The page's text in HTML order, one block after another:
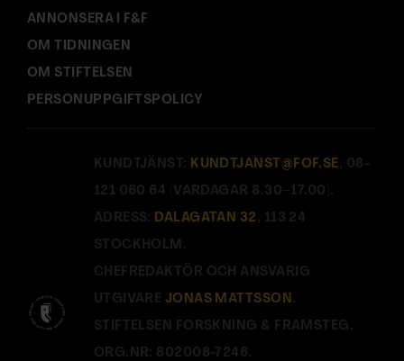
ANNONSERA I F&F
OM TIDNINGEN
OM STIFTELSEN
PERSONUPPGIFTSPOLICY
KUNDTJÄNST: KUNDTJANST@FOF.SE , 08-
121 060 64 (VARDAGAR 8.30–17.00).
ADRESS: DALAGATAN 32 , 113 24
STOCKHOLM.
CHEFREDAKTÖR OCH ANSVARIG
UTGIVARE JONAS MATTSSON .
STIFTELSEN FORSKNING & FRAMSTEG.
ORG.NR: 802008-7246.